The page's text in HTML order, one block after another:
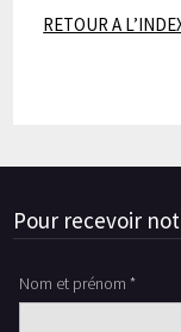
RETOUR A
Pour recevoir
Nom et prénom *